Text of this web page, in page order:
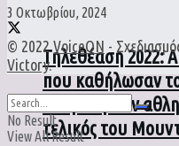
Τηλεθέαση 2022:
που καθήλωσαν
υπεροχή των
τελικός του
3 Οκτωβρίου, 2024
© 2022VoiceON -
Victory.
No Result
View All Result